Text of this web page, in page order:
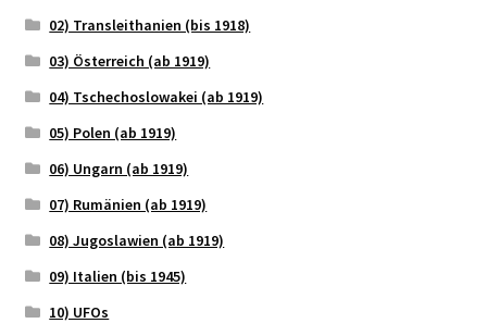
02) Transleithanien (bis 1918)
03) Österreich (ab 1919)
04) Tschechoslowakei (ab 1919)
05) Polen (ab 1919)
06) Ungarn (ab 1919)
07) Rumänien (ab 1919)
08) Jugoslawien (ab 1919)
09) Italien (bis 1945)
10) UFOs